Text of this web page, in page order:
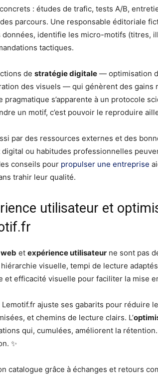
: études de trafic, tests A/B,
parcours. Une responsable éditoriale
identifie les micro-motifs (titres,
tactiques.
de stratégie digitale — optimisation
des visuels — qui génèrent des gains
pragmatique s’apparente à un protocole
un motif, c’est pouvoir le reproduire
par des ressources externes et des
ou habitudes professionnelles
conseils pour propulser une entreprise
trahir leur qualité.
utilisateur et
et expérience utilisateur ne sont pas
visuelle, tempi de lecture
et efficacité visuelle pour faciliter la mise
Lemotif.fr ajuste ses gabarits pour réduire
et chemins de lecture clairs. L’
qui, cumulées, améliorent la rétention.
✨
catalogue grâce à échanges et retours